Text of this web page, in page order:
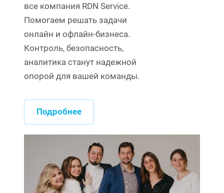
все компания RDN Service.
Помогаем решать задачи
онлайн и офлайн-бизнеса.
Контроль, безопасность,
аналитика станут надежной
опорой для вашей команды.
Подробнее